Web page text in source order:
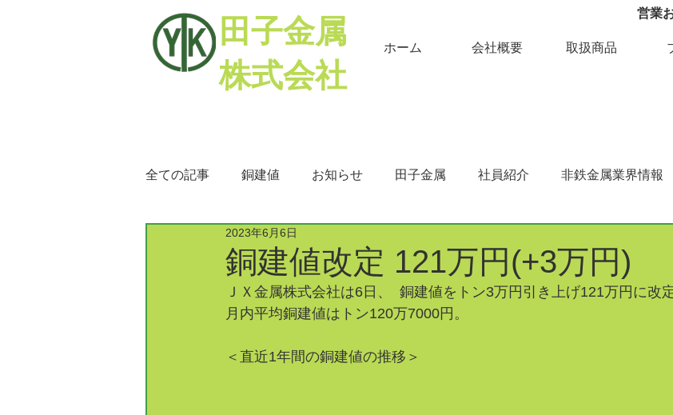
営業
田子金属
株式会社
ホーム 会社概要 取扱商品
全ての記事 銅建値 お知らせ 田子金属 社員紹介 非鉄金属業界情報
ミックスメタル
銅建値改定 121万円(+3万円)
2023年6月6日
ＪＸ金属株式会社は6日、  銅建値をトン3万円引き上げ121万円に改定
月内平均銅建値はトン120万7000円。
＜直近1年間の銅建値の推移＞